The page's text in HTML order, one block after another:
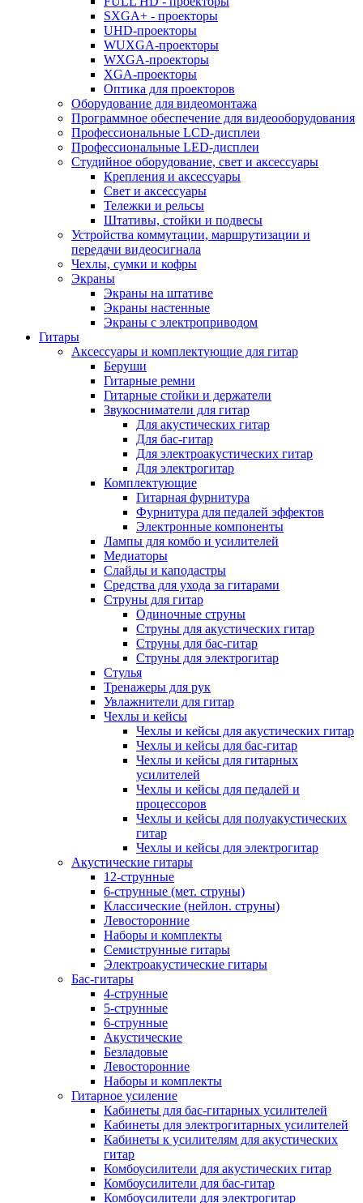
SXGA+ - проекторы
UHD-проекторы
WUXGA-проекторы
WXGA-проекторы
XGA-проекторы
Оптика для проекторов
Оборудование для видеомонтажа
Программное обеспечение для видеооборудования
Профессиональные LCD-дисплеи
Профессиональные LED-дисплеи
Студийное оборудование, свет и аксессуары
Крепления и аксессуары
Свет и аксессуары
Тележки и рельсы
Штативы, стойки и подвесы
Устройства коммутации, маршрутизации и
передачи видеосигнала
Чехлы, сумки и кофры
Экраны
Экраны на штативе
Экраны настенные
Экраны с электроприводом
Гитары
Аксессуары и комплектующие для гитар
Беруши
Гитарные ремни
Гитарные стойки и держатели
Звукосниматели для гитар
Для акустических гитар
Для бас-гитар
Для электроакустических гитар
Для электрогитар
Комплектующие
Гитарная фурнитура
Фурнитура для педалей эффектов
Электронные компоненты
Лампы для комбо и усилителей
Медиаторы
Слайды и каподастры
Средства для ухода за гитарами
Струны для гитар
Одиночные струны
Струны для акустических гитар
Струны для бас-гитар
Струны для электрогитар
Стулья
Тренажеры для рук
Увлажнители для гитар
Чехлы и кейсы
Чехлы и кейсы для акустических гитар
Чехлы и кейсы для бас-гитар
Чехлы и кейсы для гитарных
усилителей
Чехлы и кейсы для педалей и
процессоров
Чехлы и кейсы для полуакустических
гитар
Чехлы и кейсы для электрогитар
Акустические гитары
12-струнные
6-струнные (мет. струны)
Классические (нейлон. струны)
Левосторонние
Наборы и комплекты
Семиструнные гитары
Электроакустические гитары
Бас-гитары
4-струнные
5-струнные
6-струнные
Акустические
Безладовые
Левосторонние
Наборы и комплекты
Гитарное усиление
Кабинеты для бас-гитарных усилителей
Кабинеты для электрогитарных усилителей
Кабинеты к усилителям для акустических
гитар
Комбоусилители для акустических гитар
Комбоусилители для бас-гитар
Комбоусилители для электрогитар